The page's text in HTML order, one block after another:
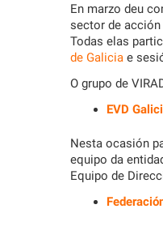
En marzo deu
sector de
Todas elas
de Galicia e
O grupo de
EVD
Nesta ocasión
equipo da
Equipo de